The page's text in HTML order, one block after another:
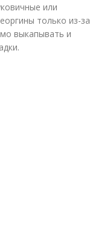
или
только из-за
выкапывать и